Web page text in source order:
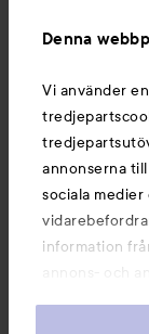
Denna
Vi använder
annonserna
sociala medier
information
annons- och
information
Du kanske